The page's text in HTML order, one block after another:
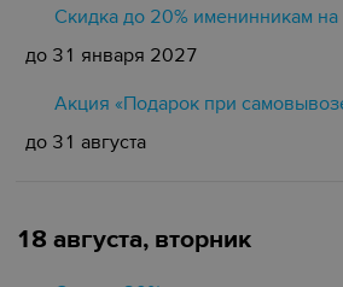
Скидка до 20% именинникам
до 31 января 2027
Акция «Подарок при
до 31 августа
18 августа, вторник